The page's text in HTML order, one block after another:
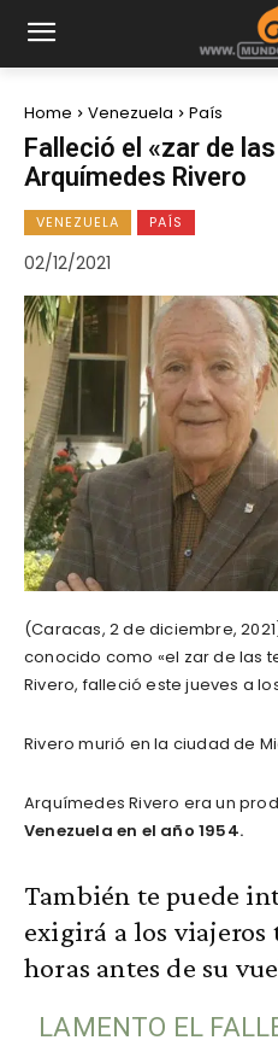
Home Venezuela País
Falleció el «zar de
Arquímedes Rivero
VENEZUELA PAÍS
02/12/2021
(Caracas, 2 de diciembre,
conocido como «el zar de las
Rivero, falleció este jueves a
Rivero murió en la ciudad de
Arquímedes Rivero era un
Venezuela en el año 1954.
También te puede
exigirá a los viajeros
horas antes de su
LAMENTO EL